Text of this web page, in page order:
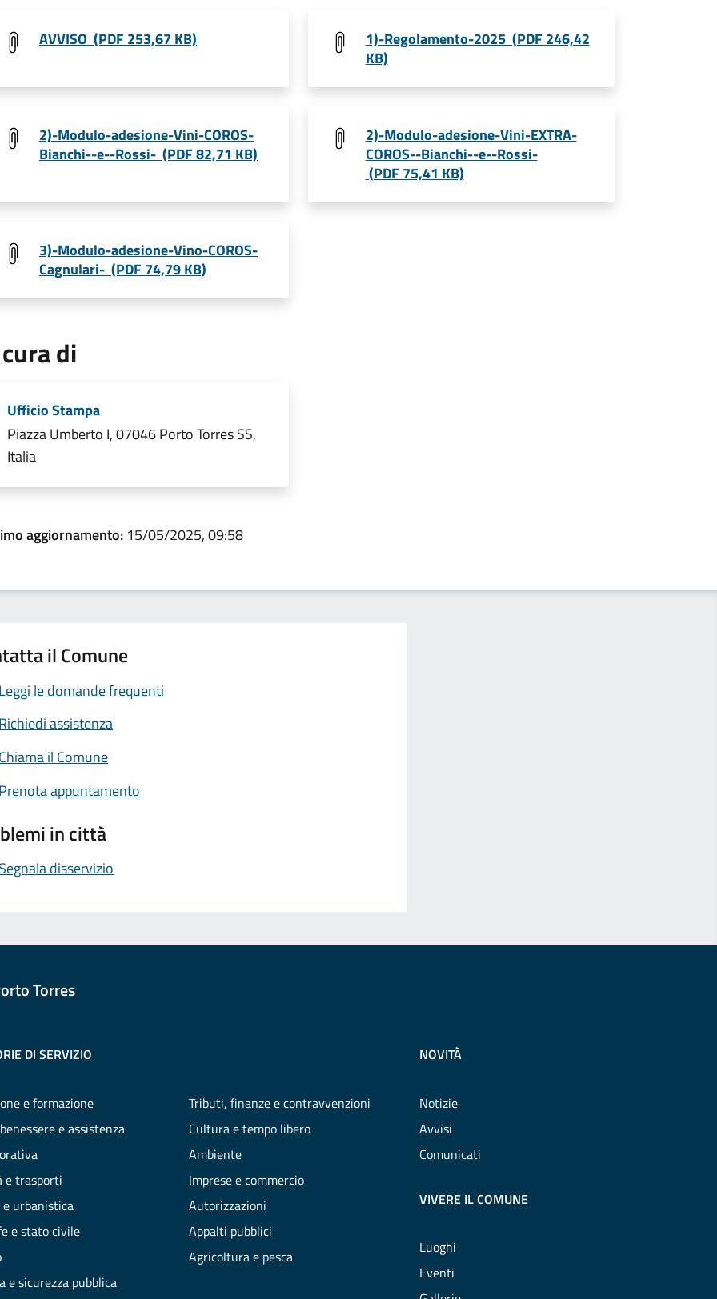
AVVISO (PDF 253,67 KB)
1)-Regolamento-2025 (PDF 246,42
KB)
2)-Modulo-adesione-Vini-COROS-
Bianchi--e--Rossi- (PDF 82,71 KB)
2)-Modulo-adesione-Vini-EXTRA-
COROS--Bianchi--e--Rossi-
(PDF 75,41 KB)
3)-Modulo-adesione-Vino-COROS-
Cagnulari- (PDF 74,79 KB)
di
Ufficio Stampa
Piazza Umberto I, 07046 Porto Torres SS,
Italia
aggiornamento: 15/05/2025, 09:58
il Comune
le domande frequenti
assistenza
il Comune
appuntamento
in città
disservizio
Torres
DI SERVIZIO
e formazione
e assistenza
e trasporti
urbanistica
e stato civile
e sicurezza pubblica
Tributi, finanze e contravvenzioni
Cultura e tempo libero
Ambiente
Imprese e commercio
Autorizzazioni
Appalti pubblici
Agricoltura e pesca
NOVITÀ
Notizie
Avvisi
Comunicati
VIVERE IL COMUNE
Luoghi
Eventi